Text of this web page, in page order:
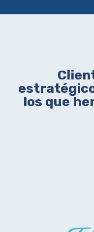
los que